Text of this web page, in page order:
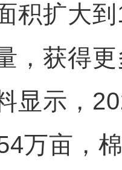
积扩大
，获得更
示，
万亩，